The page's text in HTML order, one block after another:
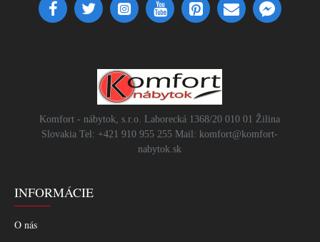
Komfort - nábytok, s.r.o. Laborecká 1368/20 010 01 Žilina
Slovakia Tel: +421 910 955 255 Mail: komfort@komfort-
nabytok.sk
INFORMÁCIE
O nás